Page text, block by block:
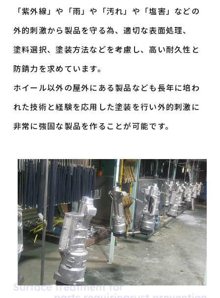
「紫外線」や「雨」や「汚れ」や「塩害」などの
外的刺激から製品を守る為、適切な表面処理、
塗料選択、塗装方法などを考慮し、高い耐久性と
防錆力を求めています。
ホイール以外の屋外にある製品なども長年に培わ
れた技術と経験を応用した塗装を行い外的刺激に
非常に強固な製品を作ることが可能です。